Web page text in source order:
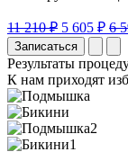
11 210 ₽ 5 605 ₽ 6
Записаться
Результаты
К нам приходят